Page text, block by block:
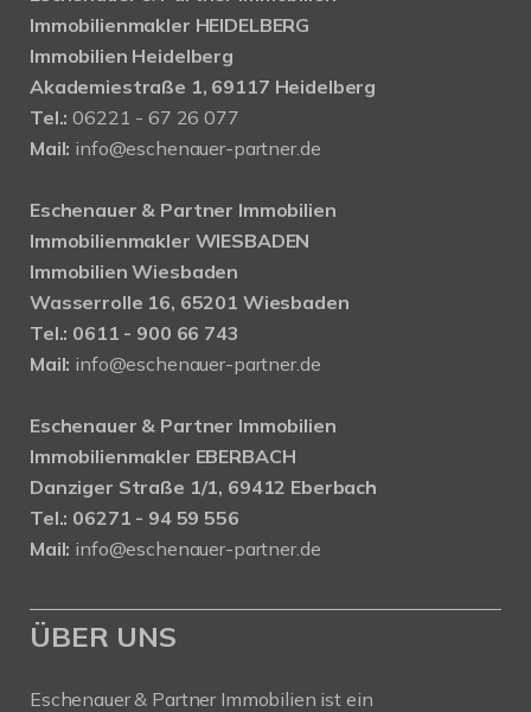
Immobilienmakler HEIDELBERG
Immobilien Heidelberg
Akademiestraße 1, 69117 Heidelberg
Tel.:06221 - 67 26 077
Mail: info@eschenauer-partner.de
Eschenauer & Partner Immobilien
Immobilienmakler WIESBADEN
Immobilien Wiesbaden
Wasserrolle 16, 65201 Wiesbaden
Tel.: 0611 - 900 66 743
Mail: info@eschenauer-partner.de
Eschenauer & Partner Immobilien
Immobilienmakler EBERBACH
Danziger Straße 1/1, 69412 Eberbach
Tel.: 06271 - 94 59 556
Mail: info@eschenauer-partner.de
ÜBER UNS
Eschenauer & Partner Immobilien ist ein